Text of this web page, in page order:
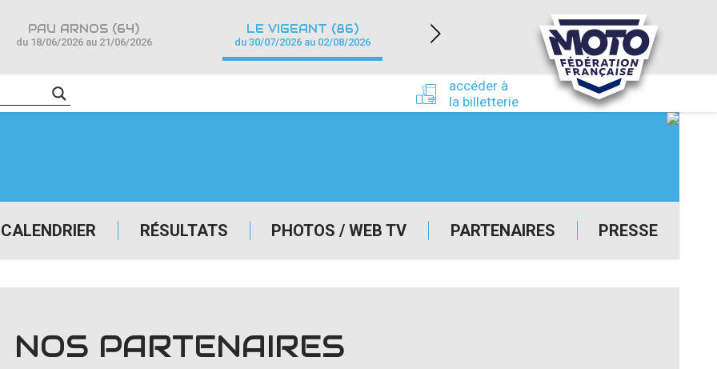
CALENDRIER RÉSULTATS PHOTOS / WEB TV PARTENAIRES PRESSE
accéder à
la billetterie
PAU ARNOS (64)
du 18/06/2026 au 21/06/2026
LE VIGEANT (86)
du 30/07/2026 au 02/08/2026
NEVERS MAGNY-COURS (58)
du 24/09/2026 au 27/09/2026
NOS PARTENAIRES